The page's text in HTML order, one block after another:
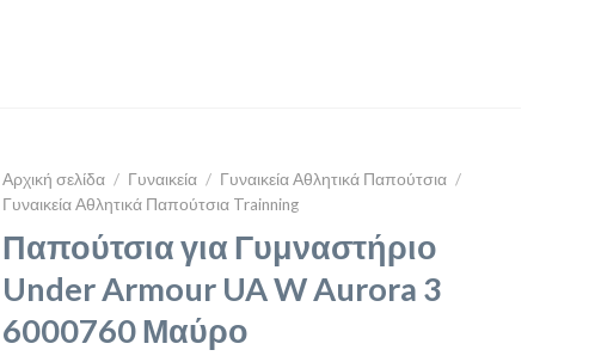
Αρχική σελίδα / Γυναικεία / Γυναικεία Αθλητικά Παπούτσια /
Γυναικεία Αθλητικά Παπούτσια Trainning
Παπούτσια για Γυμναστήριο
Under Armour UA W Aurora 3
6000760 Μαύρο